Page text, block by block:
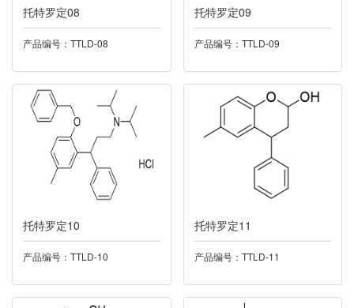
030多索茶碱
032托伐普坦
033雷西纳德
034莫沙必利
035磷酸肌酸钠
036奥洛他定
037螺螨酯
托特罗定08
产品编号：TTLD-08
托特罗定09
产品编号：TTLD-09
托特罗定10
产品编号：TTLD-10
托特罗定11
产品编号：TTLD-11